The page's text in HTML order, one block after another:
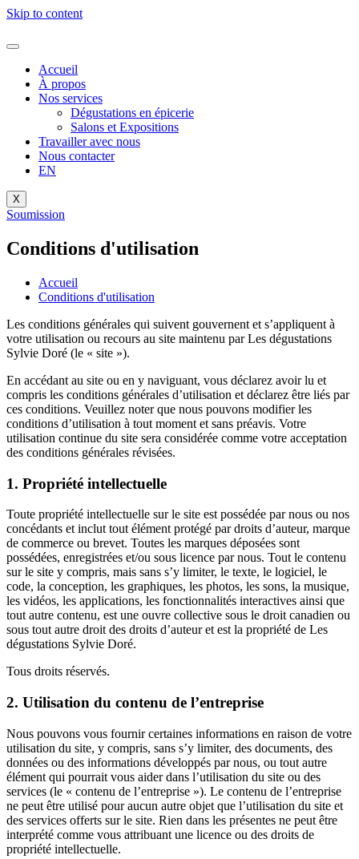
Skip to content
Accueil
À propos
Nos services
Dégustations en épicerie
Salons et Expositions
Travailler avec nous
Nous contacter
EN
X
Soumission
Conditions d'utilisation
Accueil
Conditions d'utilisation
Les conditions générales qui suivent gouvernent et s’appliquent à
votre utilisation ou recours au site maintenu par Les dégustations
Sylvie Doré (le « site »).
En accédant au site ou en y naviguant, vous déclarez avoir lu et
compris les conditions générales d’utilisation et déclarez être liés par
ces conditions. Veuillez noter que nous pouvons modifier les
conditions d’utilisation à tout moment et sans préavis. Votre
utilisation continue du site sera considérée comme votre acceptation
des conditions générales révisées.
1. Propriété intellectuelle
Toute propriété intellectuelle sur le site est possédée par nous ou nos
concédants et inclut tout élément protégé par droits d’auteur, marque
de commerce ou brevet. Toutes les marques déposées sont
possédées, enregistrées et/ou sous licence par nous. Tout le contenu
sur le site y compris, mais sans s’y limiter, le texte, le logiciel, le
code, la conception, les graphiques, les photos, les sons, la musique,
les vidéos, les applications, les fonctionnalités interactives ainsi que
tout autre contenu, est une ouvre collective sous le droit canadien ou
sous tout autre droit des droits d’auteur et est la propriété de Les
dégustations Sylvie Doré.
Tous droits réservés.
2. Utilisation du contenu de l’entreprise
Nous pouvons vous fournir certaines informations en raison de votre
utilisation du site, y compris, sans s’y limiter, des documents, des
données ou des informations développés par nous, ou tout autre
élément qui pourrait vous aider dans l’utilisation du site ou des
services (le « contenu de l’entreprise »). Le contenu de l’entreprise
ne peut être utilisé pour aucun autre objet que l’utilisation du site et
des services offerts sur le site. Rien dans les présentes ne peut être
interprété comme vous attribuant une licence ou des droits de
propriété intellectuelle.